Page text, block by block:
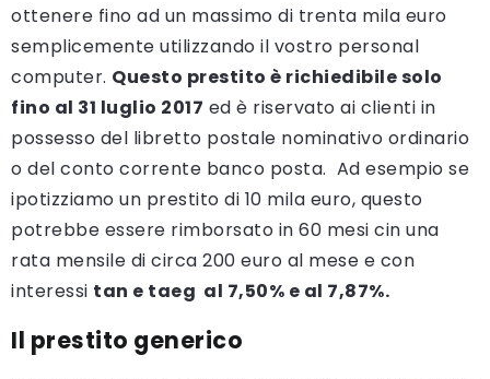
ottenere fino ad un massimo di trenta mila euro
semplicemente utilizzando il vostro personal
computer. Questo prestito è richiedibile solo
fino al 31 luglio 2017 ed è riservato ai clienti in
possesso del libretto postale nominativo ordinario
o del conto corrente banco posta. Ad esempio se
ipotizziamo un prestito di 10 mila euro, questo
potrebbe essere rimborsato in 60 mesi cin una
rata mensile di circa 200 euro al mese e con
interessi tan e taeg al 7,50% e al 7,87%.
Il prestito generico